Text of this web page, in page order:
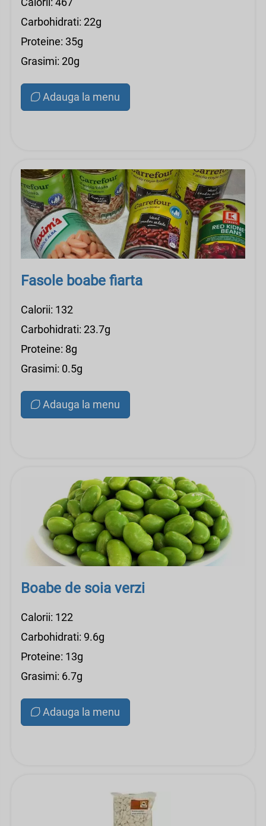
Carbohidrati: 22g
Proteine: 35g
Grasimi: 20g
Adauga la menu
Fasole boabe fiarta
Calorii: 132
Carbohidrati: 23.7g
Proteine: 8g
Grasimi: 0.5g
Adauga la menu
Boabe de soia verzi
Calorii: 122
Carbohidrati: 9.6g
Proteine: 13g
Grasimi: 6.7g
Adauga la menu